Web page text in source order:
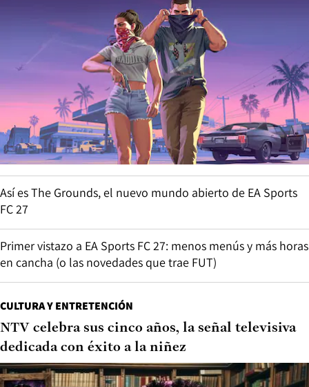
Así es The Grounds, el nuevo mundo abierto de EA Sports
FC 27
Primer vistazo a EA Sports FC 27: menos menús y más horas
en cancha (o las novedades que trae FUT)
CULTURA Y ENTRETENCIÓN
NTV celebra sus cinco años, la señal televisiva
dedicada con éxito a la niñez